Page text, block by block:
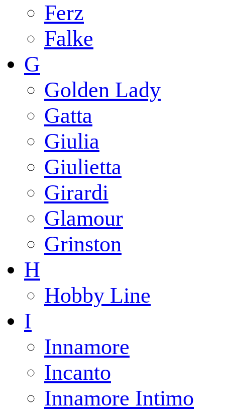
Ferz
Falke
G
Golden Lady
Gatta
Giulia
Giulietta
Girardi
Glamour
Grinston
H
Hobby Line
I
Innamore
Incanto
Innamore Intimo